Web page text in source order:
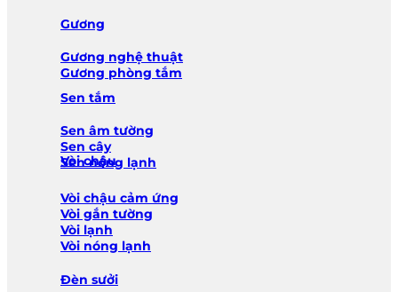
Gương
Gương nghệ thuật
Gương phòng tắm
Sen tắm
Sen âm tường
Sen cây
Sen nóng lạnh
Vòi chậu
Vòi chậu cảm ứng
Vòi gắn tường
Vòi lạnh
Vòi nóng lạnh
Đèn sưởi